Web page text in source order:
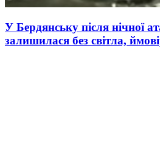
У Бердянську після нічної
залишилася без світла,